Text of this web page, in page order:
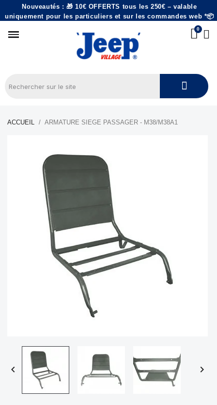
Nouveautés : 🎁 10€ OFFERTS tous les 250€ – valable
uniquement pour les particuliers et sur les commandes web *📦
ACCUEIL ARMATURE SIEGE PASSAGER - M38/M38A1
 